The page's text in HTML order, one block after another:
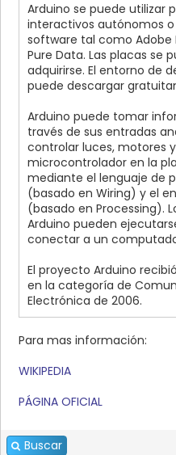
Arduino se puede utilizar
interactivos autónomos
software tal como Adobe
Pure Data. Las placas se
adquirirse. El entorno de
puede descargar
Arduino puede tomar
través de sus entradas
controlar luces, motores
microcontrolador en la
mediante el lenguaje de
(basado en Wiring) y el
(basado en Processing).
Arduino pueden
conectar a un
El proyecto Arduino
en la categoría de
Electrónica de 2006.
Para mas información:
WIKIPEDIA
PÁGINA OFICIAL
Buscar